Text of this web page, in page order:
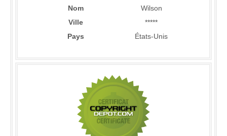
Nom
Wilson
Ville
*****
Pays
États-Unis